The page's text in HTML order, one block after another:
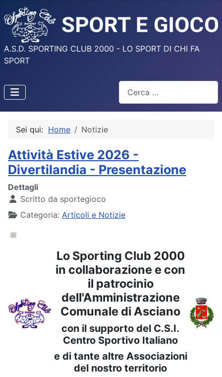
A.S.D. SPORTING CLUB 2000 - LO SPORT DI CHI FA
SPORT
Sei qui: Home Notizie
Attività Estive 2026 -
Divertilandia - Presentazione
Dettagli
Scritto da sportegioco
Categoria: Articoli e Notizie
Lo Sporting Club 2000
in collaborazione e con
il patrocinio
dell'Amministrazione
Comunale di Asciano
con il supporto del C.S.I.
Centro Sportivo Italiano
e di tante altre Associazioni
del nostro territorio